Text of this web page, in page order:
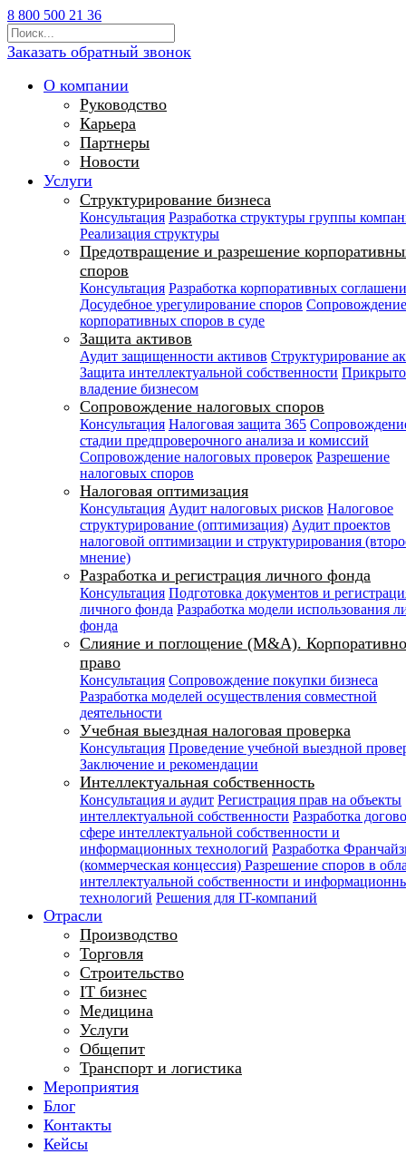
8 800 500 21 36
Заказать обратный звонок
О компании
Руководство
Карьера
Партнеры
Новости
Услуги
Структурирование бизнеса
Консультация Разработка структуры группы
Реализация структуры
Предотвращение и разрешение
споров
Консультация Разработка корпоративных
Досудебное урегулирование споров Сопровождение
корпоративных споров в суде
Защита активов
Аудит защищенности активов Структурирование
Защита интеллектуальной собственности
владение бизнесом
Сопровождение налоговых споров
Консультация Налоговая защита 365
стадии предпроверочного анализа и комиссий
Сопровождение налоговых проверок Разрешение
налоговых споров
Налоговая оптимизация
Консультация Аудит налоговых рисков Налоговое
структурирование (оптимизация) Аудит проектов
налоговой оптимизации и структурирования
мнение)
Разработка и регистрация личного фонда
Консультация Подготовка документов и
личного фонда Разработка модели использования
фонда
Слияние и поглощение (M&A).
право
Консультация Сопровождение покупки бизнеса
Разработка моделей осуществления совместной
деятельности
Учебная выездная налоговая проверка
Консультация Проведение учебной выездной
Заключение и рекомендации
Интеллектуальная собственность
Консультация и аудит Регистрация прав на объекты
интеллектуальной собственности Разработка
сфере интеллектуальной собственности и
информационных технологий Разработка
(коммерческая концессия) Разрешение споров в
интеллектуальной собственности и
технологий Решения для IT-компаний
Отрасли
Производство
Торговля
Строительство
IT бизнес
Медицина
Услуги
Общепит
Транспорт и логистика
Мероприятия
Блог
Контакты
Кейсы